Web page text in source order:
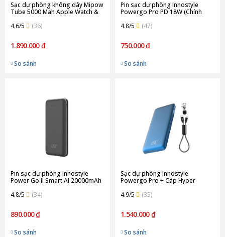
Sạc dự phòng không dây Mipow
Tube 5000 Mah Apple Watch &
(Chính Hãng)
4.6/5 (36)
1.890.000 ₫
So sánh
Pin sạc dự phòng Innostyle
Powergo Pro PD 18W (Chính
4.8/5
(47)
750.000 ₫
So sánh
Pin sạc dự phòng Innostyle
Power Go II Smart AI 20000mAh
4.8/5
(34)
890.000 ₫
So sánh
Sạc dự phòng Innostyle
Powergo Pro + Cáp Hyper
4.9/5
(35)
1.540.000 ₫
So sánh